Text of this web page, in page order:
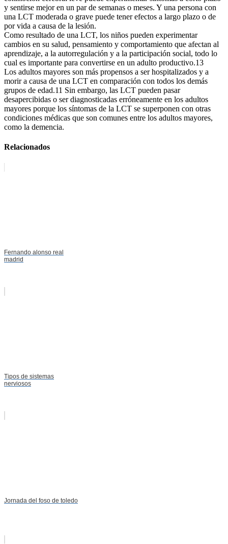
y sentirse mejor en un par de semanas o meses. Y una persona con
una LCT moderada o grave puede tener efectos a largo plazo o de
por vida a causa de la lesión.
Como resultado de una LCT, los niños pueden experimentar
cambios en su salud, pensamiento y comportamiento que afectan al
aprendizaje, a la autorregulación y a la participación social, todo lo
cual es importante para convertirse en un adulto productivo.13
Los adultos mayores son más propensos a ser hospitalizados y a
morir a causa de una LCT en comparación con todos los demás
grupos de edad.11 Sin embargo, las LCT pueden pasar
desapercibidas o ser diagnosticadas erróneamente en los adultos
mayores porque los síntomas de la LCT se superponen con otras
condiciones médicas que son comunes entre los adultos mayores,
como la demencia.
Relacionados
Fernando alonso real
madrid
Tipos de sistemas
nerviosos
Jornada del foso de toledo